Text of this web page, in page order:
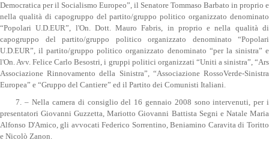
Democratica per il Socialismo Europeo”, il Senatore Tommaso Barbato in proprio e
nella qualità di capogruppo del partito/gruppo politico organizzato denominato
“Popolari U.D.EUR”, l'On. Dott. Mauro Fabris, in proprio e nella qualità di
capogruppo del partito/gruppo politico organizzato denominato “Popolari
U.D.EUR”, il partito/gruppo politico organizzato denominato “per la sinistra” e
l'On. Avv. Felice Carlo Besostri, i gruppi politici organizzati “Uniti a sinistra”, “Ars
Associazione Rinnovamento della Sinistra”, “Associazione RossoVerde-Sinistra
Europea” e “Gruppo del Cantiere” ed il Partito dei Comunisti Italiani.
7. – Nella camera di consiglio del 16 gennaio 2008 sono intervenuti, per i
presentatori Giovanni Guzzetta, Mariotto Giovanni Battista Segni e Natale Maria
Alfonso D'Amico, gli avvocati Federico Sorrentino, Beniamino Caravita di Toritto
e Nicolò Zanon.